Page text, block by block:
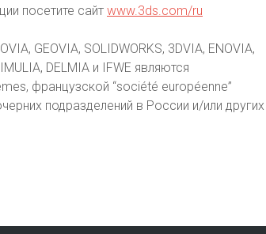
посетите сайт www.3ds.com/ru
GEOVIA, SOLIDWORKS, 3DVIA, ENOVIA,
DELMIA и IFWE являются
французской “société européenne”
подразделений в России и/или других